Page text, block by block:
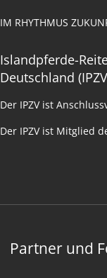
IM RHYTHMUS
Islandpferde-
Deutschland
Der IPZV ist
Der IPZV ist Mitglied
Partner und